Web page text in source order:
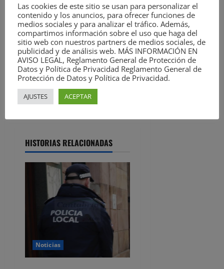
N
a
v
e
g
a
c
i
e
Anterior:
Cantabria estará la tarde del
martes y el miércoles en aviso
naranja por costeros
Siguiente:
Se amplían los fenómenos
costeros adversos hasta el
jueves
HISTORIAS RELACIONADAS
Noticias
Las cookies de este sitio se usan para personalizar el
contenido y los anuncios, para ofrecer funciones de
medios sociales y para analizar el tráfico. Además,
compartimos información sobre el uso que haga del
sitio web con nuestros partners de medios sociales, de
publicidad y de análisis web. MÁS INFORMACIÓN EN
AVISO LEGAL, Reglamento General de Protección de
Datos y Política de Privacidad Reglamento General de
Protección de Datos y Política de Privacidad.
AJUSTES ACEPTAR